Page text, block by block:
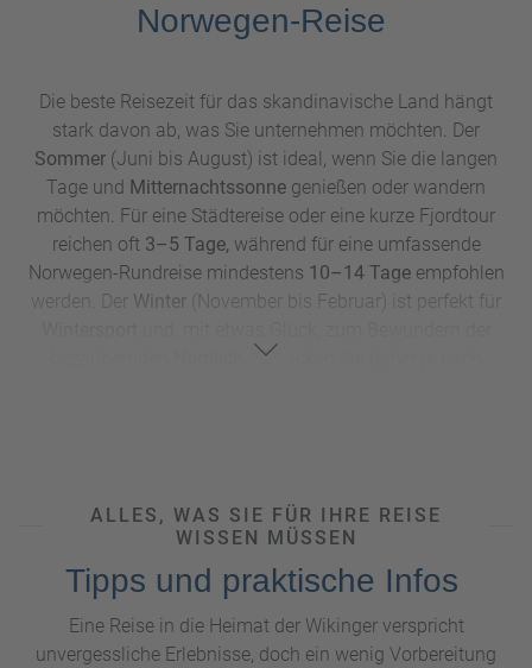
Norwegen-Reise
Die beste Reisezeit für das skandinavische Land hängt
stark davon ab, was Sie unternehmen möchten. Der
Sommer (Juni bis August) ist ideal, wenn Sie die langen
Tage und Mitternachtssonne genießen oder wandern
möchten. Für eine Städtereise oder eine kurze Fjordtour
reichen oft 3–5 Tage, während für eine umfassende
Norwegen-Rundreise mindestens 10–14 Tageempfohlen
werden. Der Winter (November bis Februar) ist perfekt für
Nordlichter.
nördlich des Polarkreises unterwegs sind.
Die Menschen in Norwegen? Offen, freundlich und bestens
auf Englisch vorbereitet – Sie werden keine Probleme
haben, sich verständlich zu machen. Aber keine Sorge,
wenn Sie ein paar Wörter Norwegisch lernen, freut sich jeder
über ein "Takk" (Danke) oder "Hei" (Hallo).
ALLES, WAS SIE FÜR IHRE REISE
WISSEN MÜSSEN
Tipps und praktische Infos
Eine Reise in die Heimat der Wikinger verspricht
unvergessliche Erlebnisse, doch ein wenig Vorbereitung